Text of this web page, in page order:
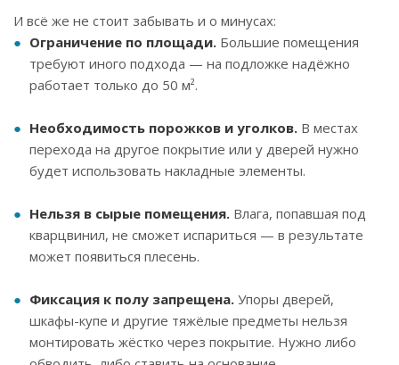
И всё же не стоит забывать и о минусах:
Ограничение по площади. Большие помещения
требуют иного подхода — на подложке надёжно
работает только до 50 м².
Необходимость порожков и уголков. В местах
перехода на другое покрытие или у дверей нужно
будет использовать накладные элементы.
Нельзя в сырые помещения. Влага, попавшая под
кварцвинил, не сможет испариться — в результате
может появиться плесень.
Фиксация к полу запрещена. Упоры дверей,
шкафы-купе и другие тяжёлые предметы нельзя
монтировать жёстко через покрытие. Нужно либо